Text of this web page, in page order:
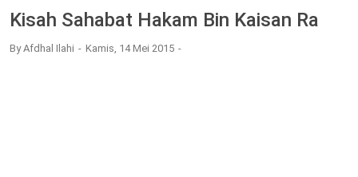
Kisah Sahabat Hakam Bin Kaisan Ra
ByAfdhal Ilahi Kamis, 14 Mei 2015